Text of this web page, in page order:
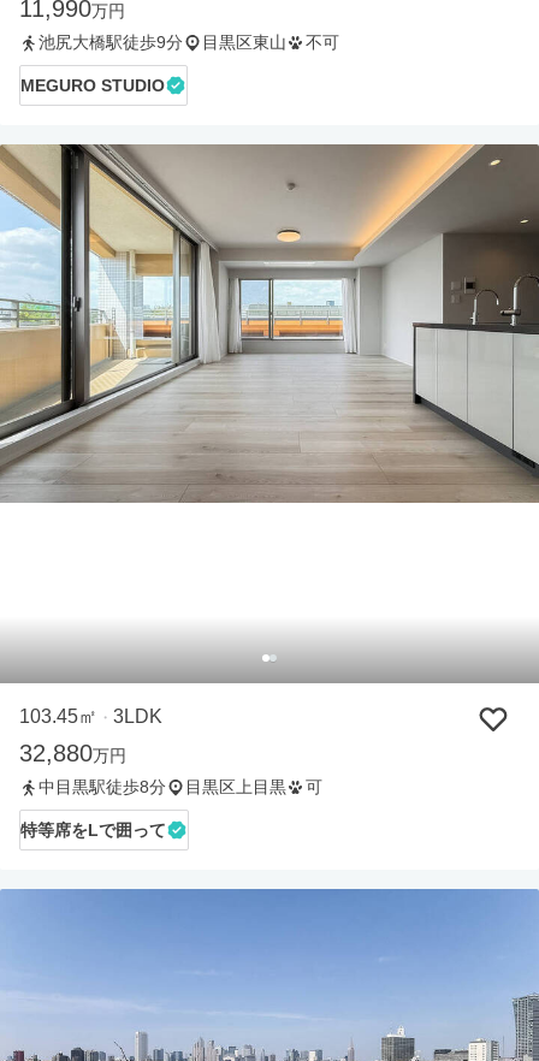
11,990万円
池尻大橋駅徒歩9分
目黒区東山 不可
MEGURO STUDIO
103.45㎡ ・ 3LDK
32,880万円
中目黒駅徒歩8分
目黒区上目黒 可
特等席をLで囲って